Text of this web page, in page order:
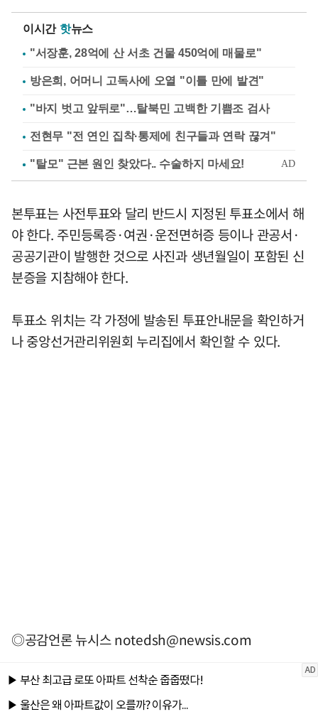
이시간 핫뉴스
"서장훈, 28억에 산 서초 건물 450억에 매물로"
방은희, 어머니 고독사에 오열 "이틀 만에 발견"
"바지 벗고 앞뒤로"…탈북민 고백한 기쁨조 검사
전현무 "전 연인 집착·통제에 친구들과 연락 끊겨"
본투표는 사전투표와 달리 반드시 지정된 투표소에서 해
야 한다. 주민등록증·여권·운전면허증 등이나 관공서·
공공기관이 발행한 것으로 사진과 생년월일이 포함된 신
분증을 지참해야 한다.
투표소 위치는 각 가정에 발송된 투표안내문을 확인하거
나 중앙선거관리위원회 누리집에서 확인할 수 있다.
◎공감언론 뉴시스notedsh@newsis.com